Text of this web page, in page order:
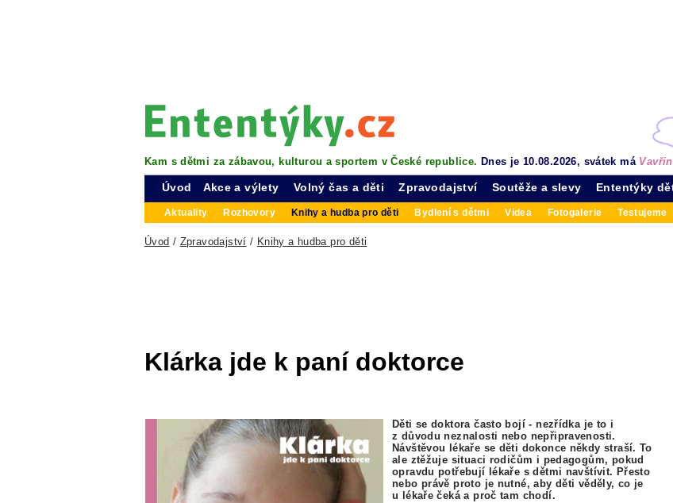
Kam s dětmi za zábavou, kulturou a sportem v České republice. Dnes je 10.08.2026, svátek má
Úvod Akce a výlety Volný čas a děti Zpravodajství
Aktuality Rozhovory Knihy a hudba pro děti Bydlení s dětmi Videa Fotogalerie Testujeme
Soutěže a slevy Ententýky
Úvod / Zpravodajství / Knihy a hudba pro děti
Klárka jde k paní doktorce
Děti se doktora často bojí - nezřídka je to i
z důvodu neznalosti nebo nepřipravenosti.
Návštěvou lékaře se děti dokonce někdy straší. To
ale ztěžuje situaci rodičům i pedagogům, pokud
opravdu potřebují lékaře s dětmi navštívit. Přesto
nebo právě proto je nutné, aby děti věděly, co je
u lékaře čeká a proč tam chodí.